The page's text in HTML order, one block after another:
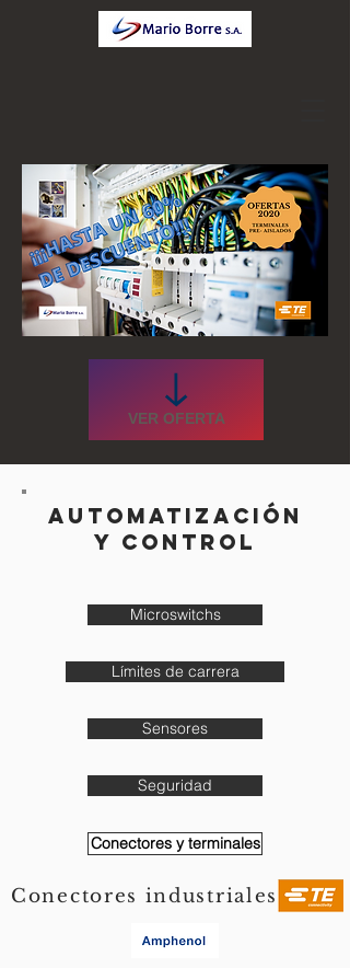
VER OFERTA
automatización
y control
Microswitchs
Límites de carrera
Sensores
Seguridad
Conectores y terminales
Conectores industriales